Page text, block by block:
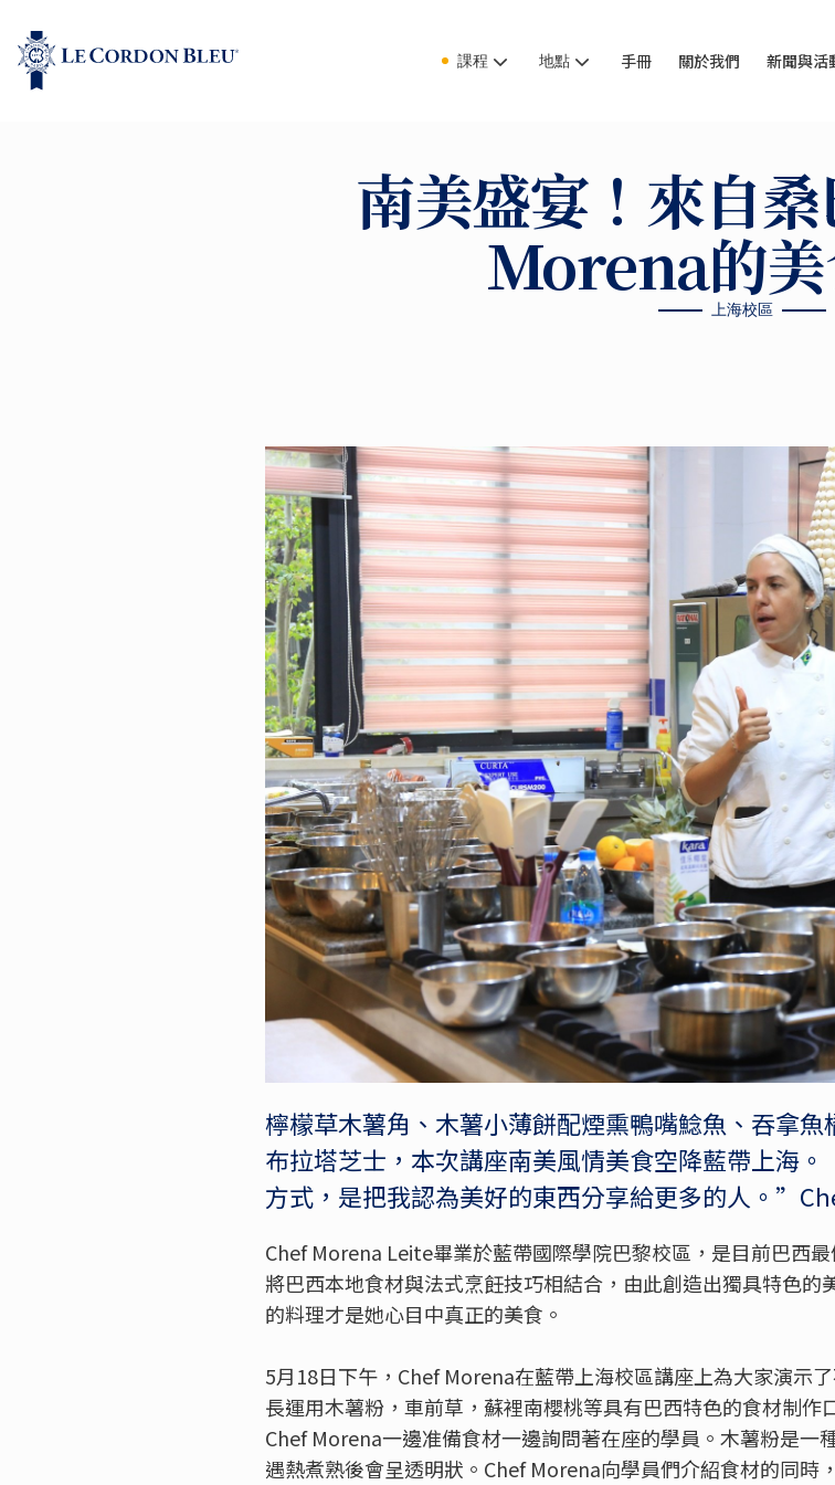
課程 地點 手冊 關於我們 新聞與活
南美盛宴！來自
Morena的
上海校區
檸檬草木薯角、木薯小薄餅配煙熏鴨嘴鯰魚、吞拿
布拉塔芝士，本次講座南美風情美食空降藍帶上海
方式，是把我認為美好的東西分享給更多的人。
Chef Morena Leite畢業於藍帶國際學院巴黎校區，是目前巴西
將巴西本地食材與法式烹飪技巧相結合，由此創造出獨具特色
的料理才是她心目中真正的美食。
5月18日下午，Chef Morena在藍帶上海校區講座上為大家演示
長運用木薯粉，車前草，蘇裡南櫻桃等具有巴西特色的食材制
Chef Morena一邊准備食材一邊詢問著在座的學員。木薯粉是一
遇熱煮熟後會呈透明狀。Chef Morena向學員們介紹食材的同時